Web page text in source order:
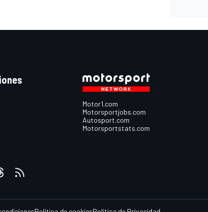
Motor1.com
Motorsportjobs.com
Autosport.com
Motorsportstats.com